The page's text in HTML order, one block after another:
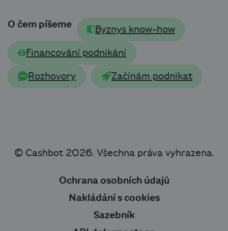
O čem píšeme Byznys know-how
Financování podnikání
Rozhovory Začínám podnikat
© Cashbot 2026. Všechna práva vyhrazena.
Ochrana osobních údajů
Nakládání s cookies
Sazebník